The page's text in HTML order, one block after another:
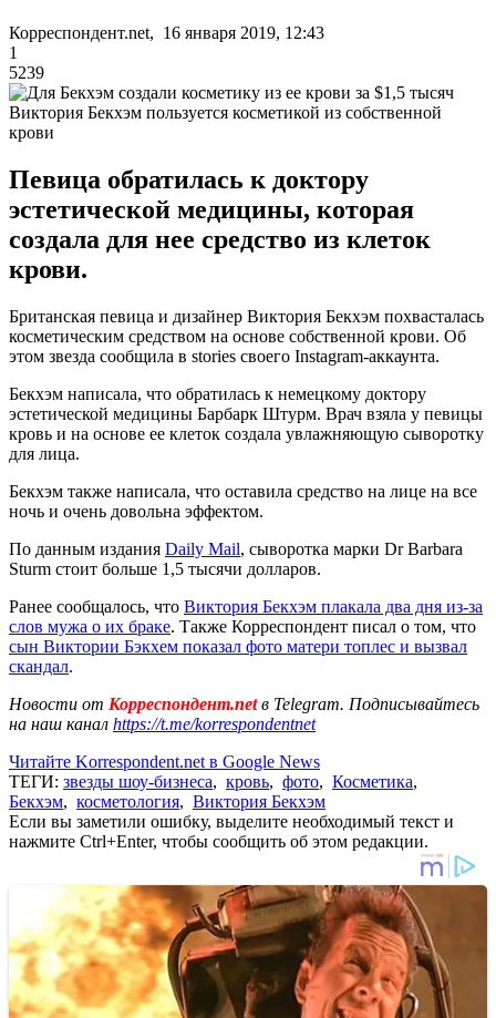
Корреспондент.net, 16 января 2019, 12:43
1
5239
Виктория Бекхэм пользуется косметикой из собственной
крови
Певица обратилась к доктору
эстетической медицины, которая
создала для нее средство из клеток
крови.
Британская певица и дизайнер Виктория Бекхэм похвасталась
косметическим средством на основе собственной крови. Об
этом звезда сообщила в stories своего Instagram-аккаунта.
Бекхэм написала, что обратилась к немецкому доктору
эстетической медицины Барбарк Штурм. Врач взяла у певицы
кровь и на основе ее клеток создала увлажняющую сыворотку
для лица.
Бекхэм также написала, что оставила средство на лице на все
ночь и очень довольна эффектом.
По данным издания Daily Mail, сыворотка марки Dr Barbara
Sturm стоит больше 1,5 тысячи долларов.
Ранее сообщалось, что Виктория Бекхэм плакала два дня из-за
слов мужа о их браке. Также Корреспондент писал о том, что
сын Виктории Бэкхем показал фото матери топлес и вызвал
скандал.
Новости от Корреспондент.netв Telegram. Подписывайтесь
на наш канал https://t.me/korrespondentnet
Читайте Korrespondent.net в Google News
ТЕГИ: звезды шоу-бизнеса, кровь, фото, Косметика,
Бекхэм, косметология, Виктория Бекхэм
Если вы заметили ошибку, выделите необходимый текст и
нажмите Ctrl+Enter, чтобы сообщить об этом редакции.